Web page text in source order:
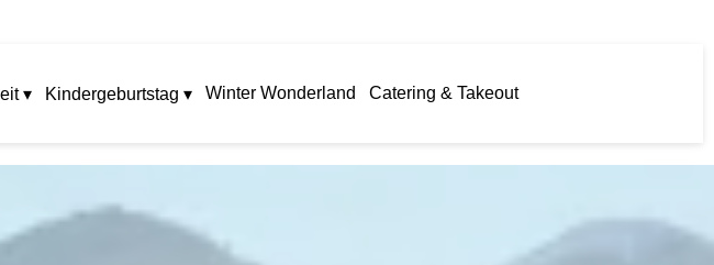
▾ Kindergeburtstag ▾ Winter Wonderland Catering & Takeout